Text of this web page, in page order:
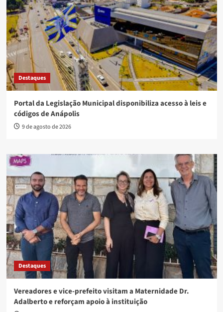
Destaques
Portal da Legislação Municipal disponibiliza acesso à leis e
códigos de Anápolis
9 de agosto de 2026
Destaques
Vereadores e vice-prefeito visitam a Maternidade Dr.
Adalberto e reforçam apoio à instituição